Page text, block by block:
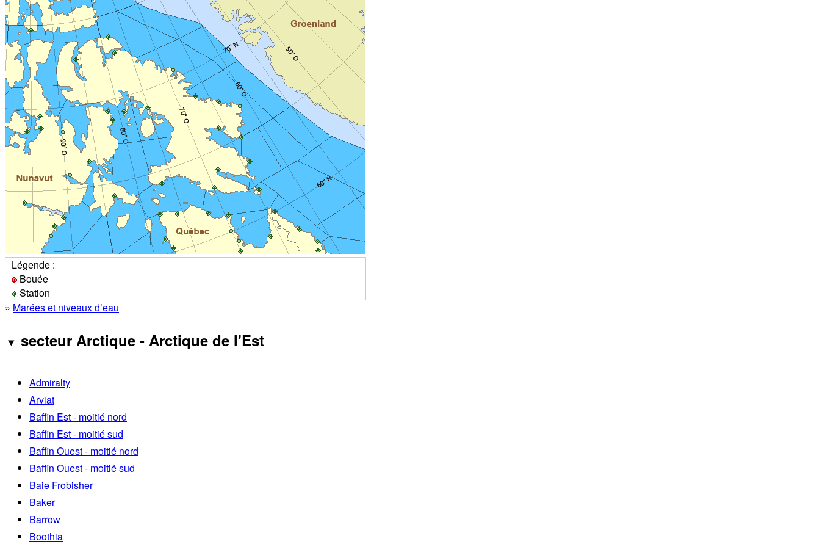
Légende :
Bouée
Station
» Marées et niveaux d’eau
secteur Arctique - Arctique de l'Est
Admiralty
Arviat
Baffin Est - moitié nord
Baffin Est - moitié sud
Baffin Ouest - moitié nord
Baffin Ouest - moitié sud
Baie Frobisher
Baker
Barrow
Boothia